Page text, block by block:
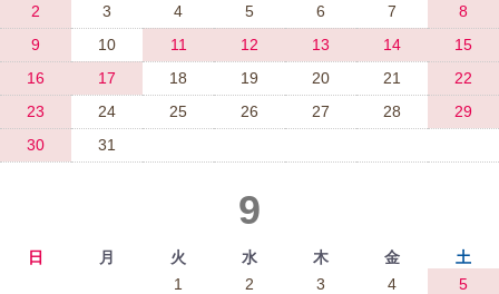
2
3 4 5 6 7
8
9
10 11 12 13 14
15
16
17 18 19 20 21
22
23
24 25 26 27 28
29
30
31
9
日 月 火 水 木 金
土
1
2 3 4
5